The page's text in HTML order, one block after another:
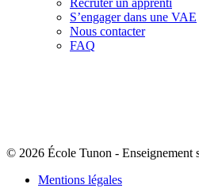
S’engager dans une VAE
Nous contacter
FAQ
© 2026 École Tunon - Enseignement
Mentions légales